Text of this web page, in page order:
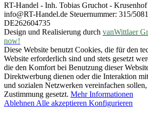
RT-Handel - Inh. Tobias Gruchot -
info@RT-Handel.de Steuernummer: 315/
DE262604735
Design und Realisierung durch vanWittlaer
now!
Diese Website benutzt Cookies, die für den
Website erforderlich sind und stets gesetzt
die den Komfort bei Benutzung dieser
Direktwerbung dienen oder die Interaktion
und sozialen Netzwerken vereinfachen
Zustimmung gesetzt. Mehr Informationen
Ablehnen Alle akzeptieren Konfigurieren